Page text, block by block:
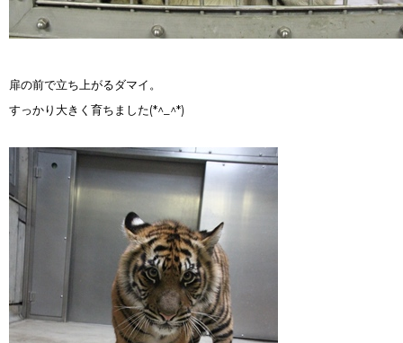
扉の前で立ち上がるダマイ。
すっかり大きく育ちました(*^_^*)